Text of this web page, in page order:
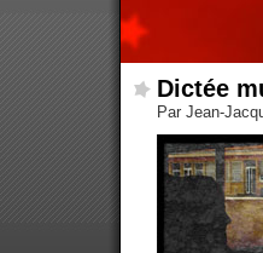
Dictée
Par Jean-